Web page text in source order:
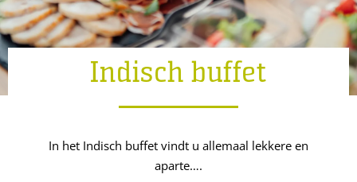
Indisch buffet
In het Indisch buffet vindt u allemaal lekkere en
aparte….